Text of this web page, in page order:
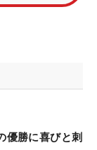
に、大岩龍
選会などで
生11名に、
など、多く
ってきた。
優勝に喜びと刺